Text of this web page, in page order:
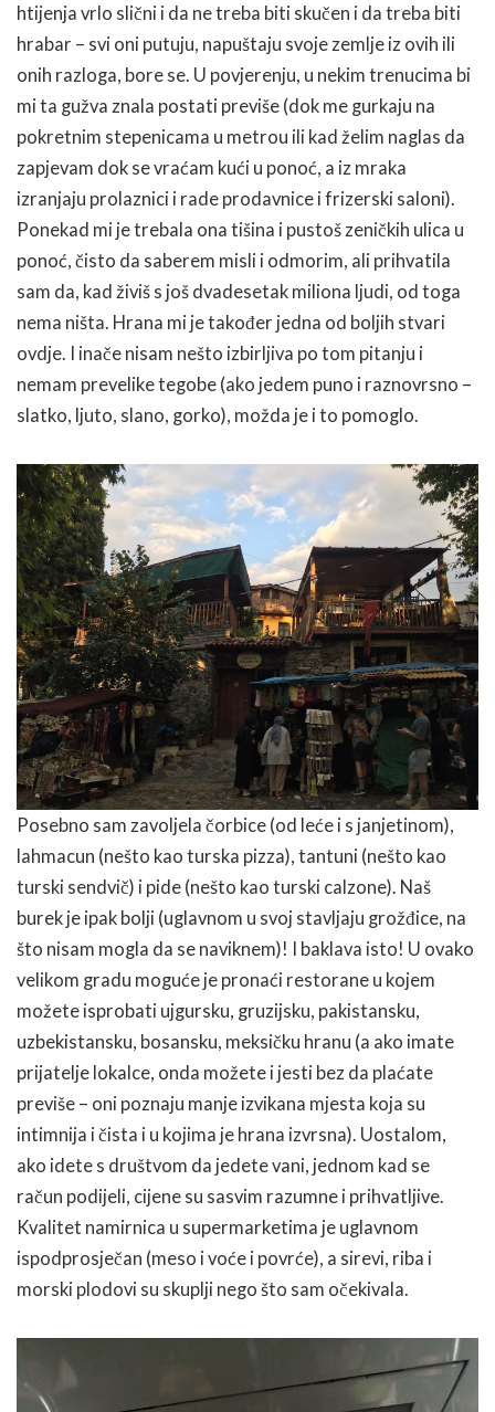
htijenja vrlo slični i da ne treba biti skučen i da treba biti
hrabar – svi oni putuju, napuštaju svoje zemlje iz ovih ili
onih razloga, bore se. U povjerenju, u nekim trenucima bi
mi ta gužva znala postati previše (dok me gurkaju na
pokretnim stepenicama u metrou ili kad želim naglas da
zapjevam dok se vraćam kući u ponoć, a iz mraka
izranjaju prolaznici i rade prodavnice i frizerski saloni).
Ponekad mi je trebala ona tišina i pustoš zeničkih ulica u
ponoć, čisto da saberem misli i odmorim, ali prihvatila
sam da, kad živiš s još dvadesetak miliona ljudi, od toga
nema ništa. Hrana mi je također jedna od boljih stvari
ovdje. I inače nisam nešto izbirljiva po tom pitanju i
nemam prevelike tegobe (ako jedem puno i raznovrsno –
slatko, ljuto, slano, gorko), možda je i to pomoglo.
Posebno sam zavoljela čorbice (od leće i s janjetinom),
lahmacun (nešto kao turska pizza), tantuni (nešto kao
turski sendvič) i pide (nešto kao turski calzone). Naš
burek je ipak bolji (uglavnom u svoj stavljaju grožđice, na
što nisam mogla da se naviknem)! I baklava isto! U ovako
velikom gradu moguće je pronaći restorane u kojem
možete isprobati ujgursku, gruzijsku, pakistansku,
uzbekistansku, bosansku, meksičku hranu (a ako imate
prijatelje lokalce, onda možete i jesti bez da plaćate
previše – oni poznaju manje izvikana mjesta koja su
intimnija i čista i u kojima je hrana izvrsna). Uostalom,
ako idete s društvom da jedete vani, jednom kad se
račun podijeli, cijene su sasvim razumne i prihvatljive.
Kvalitet namirnica u supermarketima je uglavnom
ispodprosječan (meso i voće i povrće), a sirevi, riba i
morski plodovi su skuplji nego što sam očekivala.